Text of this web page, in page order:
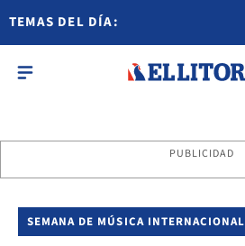
TEMAS DEL DÍA:
PUBLICIDAD
SEMANA DE MÚSICA INTERNACIONAL